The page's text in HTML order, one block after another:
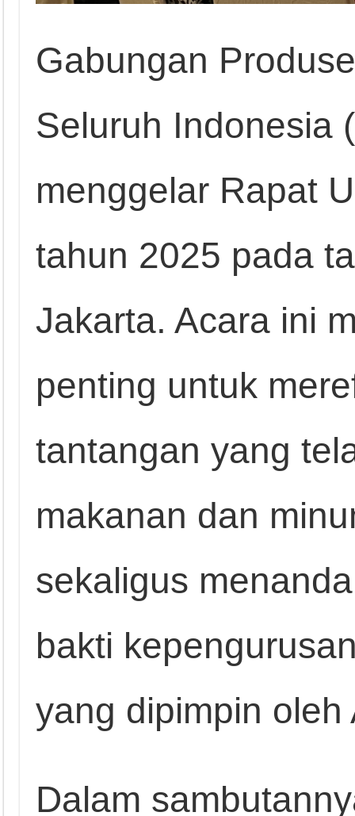
Gabungan
Seluruh Indonesia
menggelar Rapat
tahun 2025 pada
Jakarta. Acara ini
penting untuk
tantangan yang
makanan dan
sekaligus
bakti
yang dipimpin
Dalam